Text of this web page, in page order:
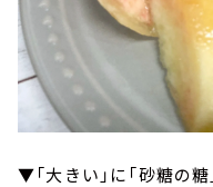
▼「大きい」に「砂糖の糖